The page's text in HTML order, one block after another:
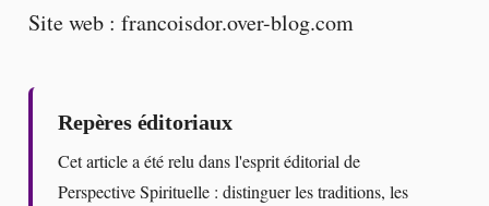
Site web : francoisdor.over-blog.com
Repères éditoriaux
Cet article a été relu dans l'esprit éditorial de
Perspective Spirituelle : distinguer les traditions, les